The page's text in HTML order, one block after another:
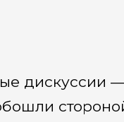
дискуссии